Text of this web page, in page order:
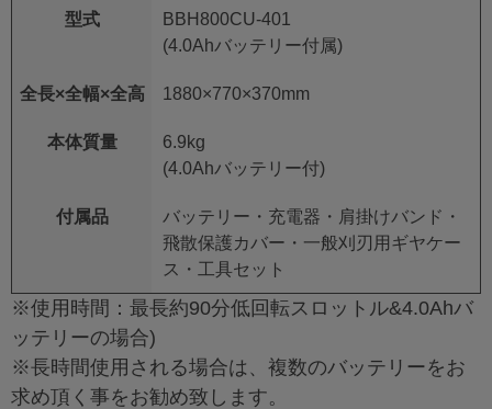
型式
BBH800CU-401
(4.0Ahバッテリー付属)
全長×全幅×全高 1880×770×370mm
本体質量
6.9kg
(4.0Ahバッテリー付)
付属品
バッテリー・充電器・肩掛けバンド・
飛散保護カバー・一般刈刃用ギヤケー
ス・工具セット
※使用時間：最長約90分低回転スロットル&4.0Ahバ
ッテリーの場合)
※長時間使用される場合は、複数のバッテリーをお
求め頂く事をお勧め致します。